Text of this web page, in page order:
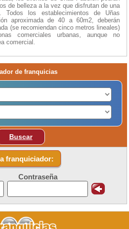
de belleza a la vez que disfrutan de una
Todos los establecimientos de Uñas
aproximada de 40 a 60m2, deberán
(se recomiendan cinco metros lineales)
comerciales urbanas, aunque no
comercial.
de franquicias
Buscar
franquiciador:
Contraseña